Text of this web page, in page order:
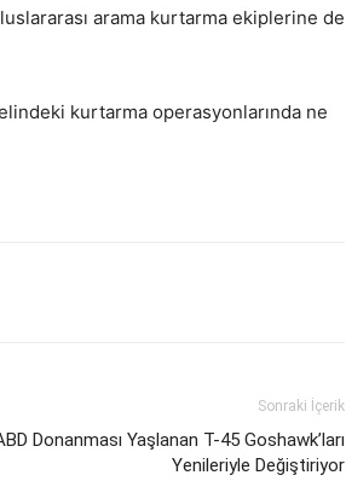
arama kurtarma ekiplerine de
kurtarma operasyonlarında ne
Sonraki İçerik
Donanması Yaşlanan T-45 Goshawk’ları
Yenileriyle Değiştiriyor